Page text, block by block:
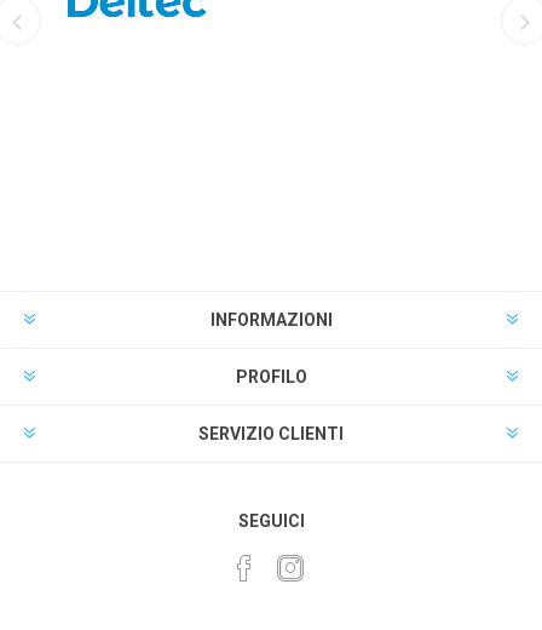
INFORMAZIONI
PROFILO
SERVIZIO CLIENTI
SEGUICI